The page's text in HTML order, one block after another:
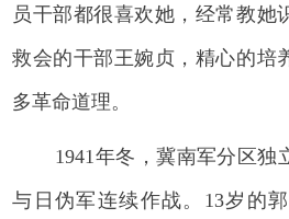
员干部都很喜欢她，经常教她
救会的干部王婉贞，精心的培
多革命道理。
1941年冬，冀南军分区独
与日伪军连续作战。13岁的